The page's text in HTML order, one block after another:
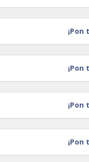
¡Pon
¡Pon
¡Pon
¡Pon